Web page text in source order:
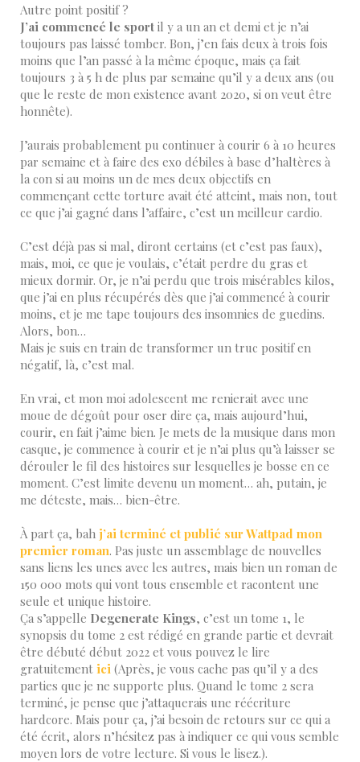
Autre point positif ?
J’ai commencé le sport il y a un an et demi et je n’ai
toujours pas laissé tomber. Bon, j’en fais deux à trois fois
moins que l’an passé à la même époque, mais ça fait
toujours 3 à 5 h de plus par semaine qu’il y a deux ans (ou
que le reste de mon existence avant 2020, si on veut être
honnête).
J’aurais probablement pu continuer à courir 6 à 10 heures
par semaine et à faire des exo débiles à base d’haltères à
la con si au moins un de mes deux objectifs en
commençant cette torture avait été atteint, mais non, tout
ce que j’ai gagné dans l’affaire, c’est un meilleur cardio.
C’est déjà pas si mal, diront certains (et c’est pas faux),
mais, moi, ce que je voulais, c’était perdre du gras et
mieux dormir. Or, je n’ai perdu que trois misérables kilos,
que j’ai en plus récupérés dès que j’ai commencé à courir
moins, et je me tape toujours des insomnies de guedins.
Alors, bon…
Mais je suis en train de transformer un truc positif en
négatif, là, c’est mal.
En vrai, et mon moi adolescent me renierait avec une
moue de dégoût pour oser dire ça, mais aujourd’hui,
courir, en fait j’aime bien. Je mets de la musique dans mon
casque, je commence à courir et je n’ai plus qu’à laisser se
dérouler le fil des histoires sur lesquelles je bosse en ce
moment. C’est limite devenu un moment… ah, putain, je
me déteste, mais… bien-être.
À part ça, bah j’ai terminé et publié sur Wattpad mon
premier roman. Pas juste un assemblage de nouvelles
sans liens les unes avec les autres, mais bien un roman de
150 000 mots qui vont tous ensemble et racontent une
seule et unique histoire.
Ça s’appelle Degenerate Kings, c’est un tome 1, le
synopsis du tome 2 est rédigé en grande partie et devrait
être débuté début 2022 et vous pouvez le lire
gratuitement ici (Après, je vous cache pas qu’il y a des
parties que je ne supporte plus. Quand le tome 2 sera
terminé, je pense que j’attaquerais une réécriture
hardcore. Mais pour ça, j’ai besoin de retours sur ce qui a
été écrit, alors n’hésitez pas à indiquer ce qui vous semble
moyen lors de votre lecture. Si vous le lisez.).